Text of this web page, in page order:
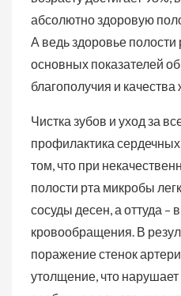
абсолютно здоровую
А ведь здоровье полости
основных показателей
благополучия и
Чистка зубов и уход за
профилактика
том, что при
полости рта микробы
сосуды десен, а оттуда –
кровообращения. В
поражение стенок
утолщение, что